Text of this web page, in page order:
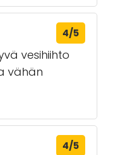
4/5
vesihiihto
vähän
4/5